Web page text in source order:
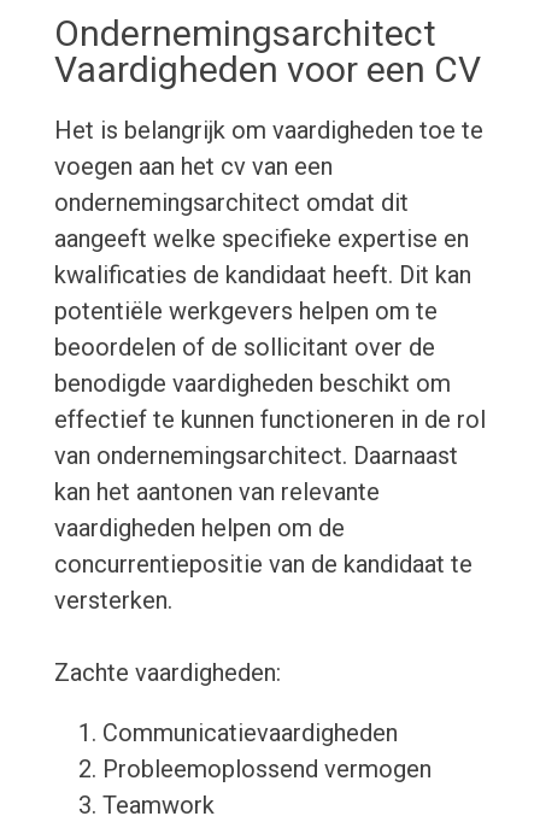
Ondernemingsarchitect
Vaardigheden voor een CV
Het is belangrijk om vaardigheden toe te
voegen aan het cv van een
ondernemingsarchitect omdat dit
aangeeft welke specifieke expertise en
kwalificaties de kandidaat heeft. Dit kan
potentiële werkgevers helpen om te
beoordelen of de sollicitant over de
benodigde vaardigheden beschikt om
effectief te kunnen functioneren in de rol
van ondernemingsarchitect. Daarnaast
kan het aantonen van relevante
vaardigheden helpen om de
concurrentiepositie van de kandidaat te
versterken.
Zachte vaardigheden:
Communicatievaardigheden
Probleemoplossend vermogen
Teamwork